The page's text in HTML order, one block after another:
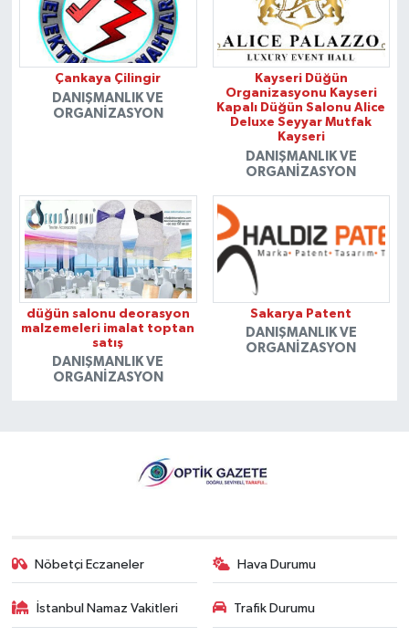
Çankaya Çilingir
DANIŞMANLIK VE
ORGANIZASYON
Kayseri Düğün
Organizasyonu Kayseri
Kapalı Düğün Salonu Alice
Deluxe Seyyar Mutfak
Kayseri
DANIŞMANLIK VE
ORGANIZASYON
düğün salonu deorasyon
malzemeleri imalat toptan
satış
DANIŞMANLIK VE
ORGANIZASYON
Sakarya Patent
DANIŞMANLIK VE
ORGANIZASYON
Nöbetçi Eczaneler Hava Durumu
İstanbul Namaz Vakitleri Trafik Durumu